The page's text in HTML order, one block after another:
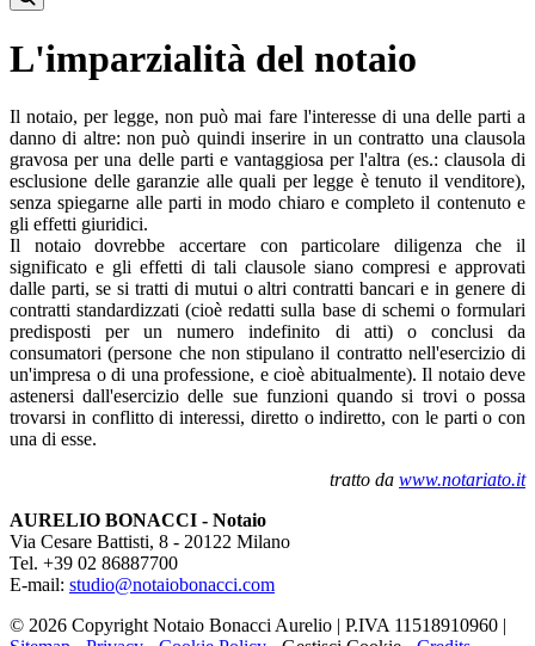
L'imparzialità del notaio
Il notaio, per legge, non può mai fare l'interesse di una delle parti a
danno di altre: non può quindi inserire in un contratto una clausola
gravosa per una delle parti e vantaggiosa per l'altra (es.: clausola di
esclusione delle garanzie alle quali per legge è tenuto il venditore),
senza spiegarne alle parti in modo chiaro e completo il contenuto e
gli effetti giuridici.
Il notaio dovrebbe accertare con particolare diligenza che il
significato e gli effetti di tali clausole siano compresi e approvati
dalle parti, se si tratti di mutui o altri contratti bancari e in genere di
contratti standardizzati (cioè redatti sulla base di schemi o formulari
predisposti per un numero indefinito di atti) o conclusi da
consumatori (persone che non stipulano il contratto nell'esercizio di
un'impresa o di una professione, e cioè abitualmente). Il notaio deve
astenersi dall'esercizio delle sue funzioni quando si trovi o possa
trovarsi in conflitto di interessi, diretto o indiretto, con le parti o con
una di esse.
tratto da www.notariato.it
AURELIO BONACCI - Notaio
Via Cesare Battisti, 8 - 20122 Milano
Tel. +39 02 86887700
E-mail: studio@notaiobonacci.com
© 2026 Copyright Notaio Bonacci Aurelio | P.IVA 11518910960 |